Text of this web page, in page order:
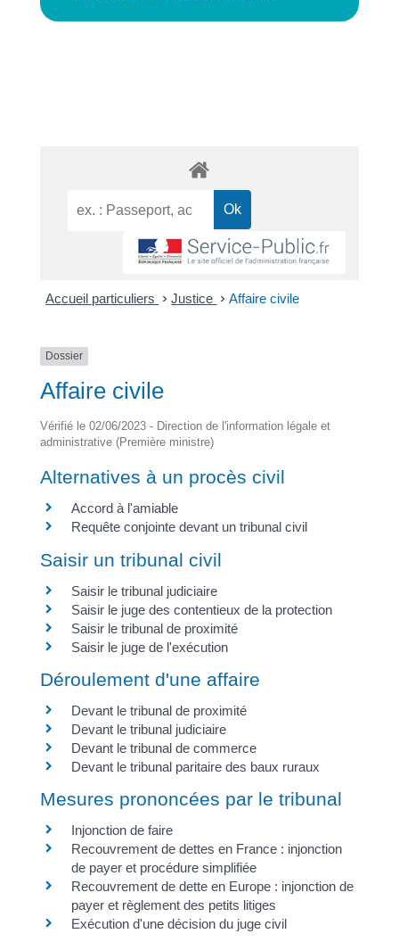
Accueil particuliers > Justice > Affaire civile
Dossier
Affaire civile
Vérifié le 02/06/2023 - Direction de l'information légale et
administrative (Première ministre)
Alternatives à un procès civil
Accord à l'amiable
Requête conjointe devant un tribunal civil
Saisir un tribunal civil
Saisir le tribunal judiciaire
Saisir le juge des contentieux de la protection
Saisir le tribunal de proximité
Saisir le juge de l'exécution
Déroulement d'une affaire
Devant le tribunal de proximité
Devant le tribunal judiciaire
Devant le tribunal de commerce
Devant le tribunal paritaire des baux ruraux
Mesures prononcées par le tribunal
Injonction de faire
Recouvrement de dettes en France : injonction
de payer et procédure simplifiée
Recouvrement de dette en Europe : injonction de
payer et règlement des petits litiges
Exécution d'une décision du juge civil